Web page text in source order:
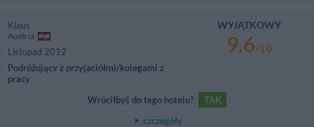
Klaus
Austria
Listopad 2012
Podróżujący z przyjaciółmi/kolegami z
pracy
WYJĄTKOWY
9.6/10
Wróciłbyś do tego hotelu?
TAK
szczegóły